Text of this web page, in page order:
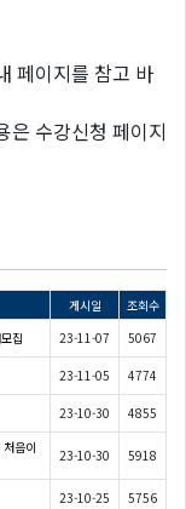
페이지를 참고 바
은 수강신청 페이지
게시일
조회수
집 23-11-07 5067
23-11-05 4774
23-10-30 4855
음이
23-10-30 5918
23-10-25 5756